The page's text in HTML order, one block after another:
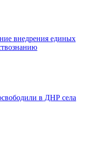
внедрения единых
в ДНР села